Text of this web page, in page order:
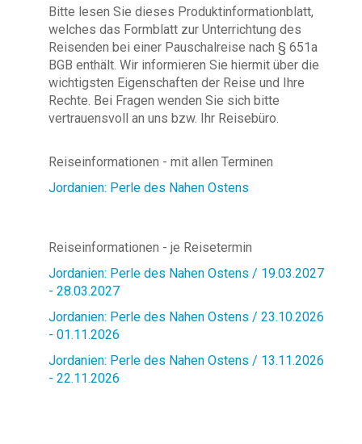
Bitte lesen Sie dieses Produktinformationblatt,
welches das Formblatt zur Unterrichtung des
Reisenden bei einer Pauschalreise nach § 651a
BGB enthält. Wir informieren Sie hiermit über die
wichtigsten Eigenschaften der Reise und Ihre
Rechte. Bei Fragen wenden Sie sich bitte
vertrauensvoll an uns bzw. Ihr Reisebüro.
Reiseinformationen - mit allen Terminen
Jordanien: Perle des Nahen Ostens
Reiseinformationen - je Reisetermin
Jordanien: Perle des Nahen Ostens / 19.03.2027
- 28.03.2027
Jordanien: Perle des Nahen Ostens / 23.10.2026
- 01.11.2026
Jordanien: Perle des Nahen Ostens / 13.11.2026
- 22.11.2026